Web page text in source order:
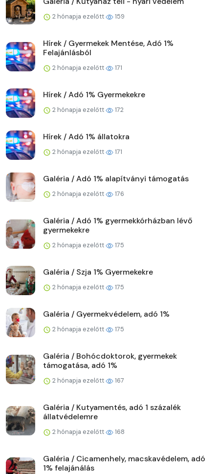
2 hónapja ezelőtt 159
Hírek / Gyermekek Mentése, Adó 1%
Felajánlásból
2 hónapja ezelőtt 171
Hírek / Adó 1% Gyermekekre
2 hónapja ezelőtt 172
Hírek / Adó 1% állatokra
2 hónapja ezelőtt 171
Galéria / Adó 1% alapítványi támogatás
2 hónapja ezelőtt 176
Galéria / Adó 1% gyermekkórházban lévő
gyermekekre
2 hónapja ezelőtt 175
Galéria / Szja 1% Gyermekekre
2 hónapja ezelőtt 175
Galéria / Gyermekvédelem, adó 1%
2 hónapja ezelőtt 175
Galéria / Bohócdoktorok, gyermekek
támogatása, adó 1%
2 hónapja ezelőtt 167
Galéria / Kutyamentés, adó 1 százalék
állatvédelemre
2 hónapja ezelőtt 168
Galéria / Cicamenhely, macskavédelem, adó
1% felajánálás